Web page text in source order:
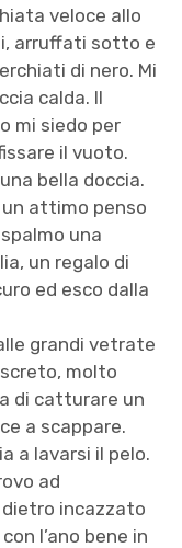
veloce allo
arruffati sotto e
di nero. Mi
calda. Il
mi siedo per
il vuoto.
bella doccia.
un attimo penso
una
un regalo di
ed esco dalla
grandi vetrate
molto
di catturare un
a scappare.
a lavarsi il pelo.
ad
dietro incazzato
l’ano bene in